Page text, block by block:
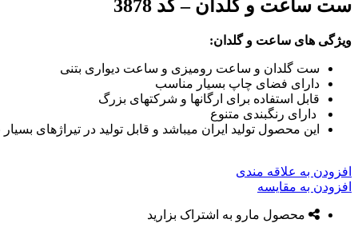
ست ساعت و گلدان – کد 3878
ویژگی های ساعت و گلدان:
ست گلدان و ساعت رومیزی و ساعت دیواری بتنی
دارای فضای چاپ بسیار مناسب
قابل استفاده برای ارگانها و شرکتهای بزرگ
دارای رنگبندی متنوع
این محصول تولید ایران میباشد و قابل تولید در تیراژهای بسیار
افزودن به علاقه مندی
افزودن به مقایسه
محصول مارو به اشتراک بزارید